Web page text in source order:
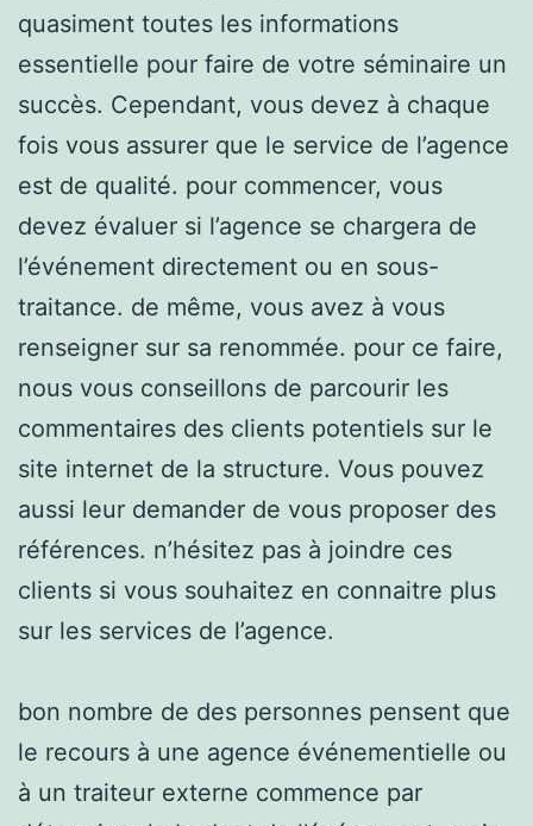
quasiment toutes les informations
essentielle pour faire de votre séminaire un
succès. Cependant, vous devez à chaque
fois vous assurer que le service de l’agence
est de qualité. pour commencer, vous
devez évaluer si l’agence se chargera de
l’événement directement ou en sous-
traitance. de même, vous avez à vous
renseigner sur sa renommée. pour ce faire,
nous vous conseillons de parcourir les
commentaires des clients potentiels sur le
site internet de la structure. Vous pouvez
aussi leur demander de vous proposer des
références. n’hésitez pas à joindre ces
clients si vous souhaitez en connaitre plus
sur les services de l’agence.
bon nombre de des personnes pensent que
le recours à une agence événementielle ou
à un traiteur externe commence par